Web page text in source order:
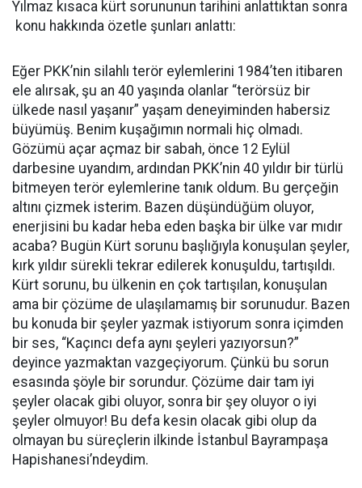
Yılmaz kısaca kürt sorununun tarihini anlattıktan sonra
konu hakkında özetle şunları anlattı:
Eğer PKK’nin silahlı terör eylemlerini 1984’ten itibaren
ele alırsak, şu an 40 yaşında olanlar “terörsüz bir
ülkede nasıl yaşanır” yaşam deneyiminden habersiz
büyümüş. Benim kuşağımın normali hiç olmadı.
Gözümü açar açmaz bir sabah, önce 12 Eylül
darbesine uyandım, ardından PKK’nin 40 yıldır bir türlü
bitmeyen terör eylemlerine tanık oldum. Bu gerçeğin
altını çizmek isterim. Bazen düşündüğüm oluyor,
enerjisini bu kadar heba eden başka bir ülke var mıdır
acaba? Bugün Kürt sorunu başlığıyla konuşulan şeyler,
kırk yıldır sürekli tekrar edilerek konuşuldu, tartışıldı.
Kürt sorunu, bu ülkenin en çok tartışılan, konuşulan
ama bir çözüme de ulaşılamamış bir sorunudur. Bazen
bu konuda bir şeyler yazmak istiyorum sonra içimden
bir ses, “Kaçıncı defa aynı şeyleri yazıyorsun?”
deyince yazmaktan vazgeçiyorum. Çünkü bu sorun
esasında şöyle bir sorundur. Çözüme dair tam iyi
şeyler olacak gibi oluyor, sonra bir şey oluyor o iyi
şeyler olmuyor! Bu defa kesin olacak gibi olup da
olmayan bu süreçlerin ilkinde İstanbul Bayrampaşa
Hapishanesi’ndeydim.